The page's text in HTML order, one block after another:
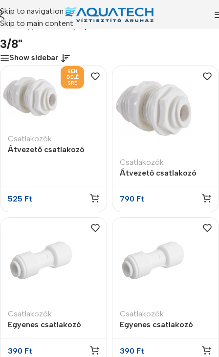
Skip to navigation
Skip to main content
Kezdőlap/Termékeink
3/8"
Show sidebar
REN
DELÉ
SRE
Csatlakozók
Átvezető csatlakozó
525 Ft
Csatlakozók
Átvezető csatlakozó
3/8″ x 3/8″
790 Ft
Csatlakozók
Egyenes csatlakozó
gyorscsatlakozós
390 Ft
Csatlakozók
Egyenes csatlakozó
gyorscsatlakozós
390 Ft